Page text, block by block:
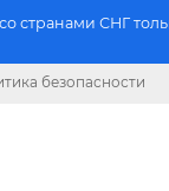
странами СНГ
безопасности